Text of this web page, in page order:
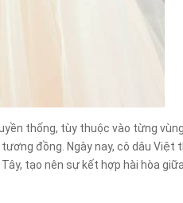
thống, tùy thuộc vào từng
đồng. Ngày nay, cô dâu Việt
tạo nên sự kết hợp hài hòa